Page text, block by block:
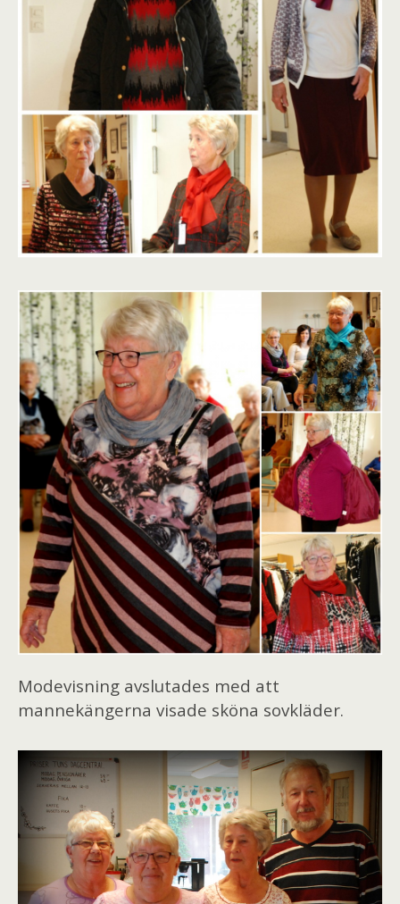
Modevisning avslutades med att
mannekängerna visade sköna sovkläder.